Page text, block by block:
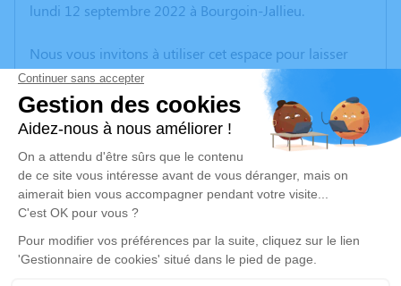
lundi 12 septembre 2022 à Bourgoin-Jallieu.
Nous vous invitons à utiliser cet espace pour laisser
vos condoléances, partager des photos souvenirs, une
anecdote ou exprimer vos pensées à travers des
poèmes ou des textes. Cet endroit est un lieu
d'expression dédié à honorer la mémoire de Robert
CATELAND.
Un service de plantation d’arbre hommage est
disponible ici.
Je rends hommage